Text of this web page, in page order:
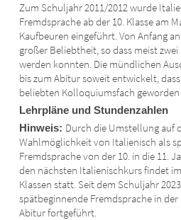
Zum Schuljahr 2011/2012 wurde
Fremdsprache ab der 10. Klasse am
Kaufbeuren eingeführt. Von Anfang
großer Beliebtheit, so dass meist
werden konnten. Die mündlichen
bis zum Abitur soweit entwickelt,
beliebten Kolloquiumsfach
Lehrpläne und Stundenzahlen
Hinweis: Durch die Umstellung auf
Wahlmöglichkeit von Italienisch als
Fremdsprache von der 10. in die 11.
den nächsten Italienischkurs findet
Klassen statt. Seit dem Schuljahr
spätbeginnende Fremdsprache in der
Abitur fortgeführt.